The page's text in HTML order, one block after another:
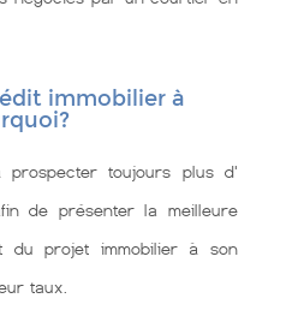
immobilier à
toujours plus d'
de présenter la meilleure
du projet immobilier à son
taux.